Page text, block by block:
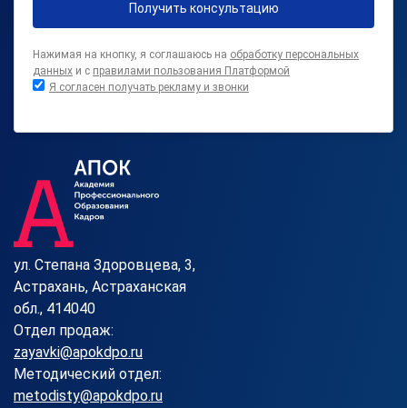
Получить консультацию
Нажимая на кнопку, я соглашаюсь на обработку персональных
данных и с правилами пользования Платформой
Я согласен получать рекламу и звонки
ул. Степана Здоровцева, 3,
Астрахань, Астраханская
обл., 414040
Отдел продаж:
zayavki@apokdpo.ru
Методический отдел:
metodisty@apokdpo.ru